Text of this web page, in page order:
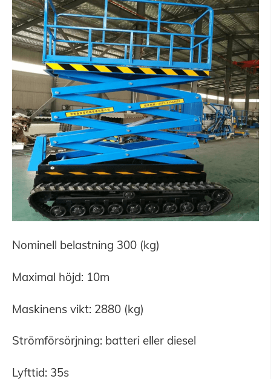
Nominell belastning 300 (kg)
Maximal höjd: 10m
Maskinens vikt: 2880 (kg)
Strömförsörjning: batteri eller diesel
Lyfttid: 35s